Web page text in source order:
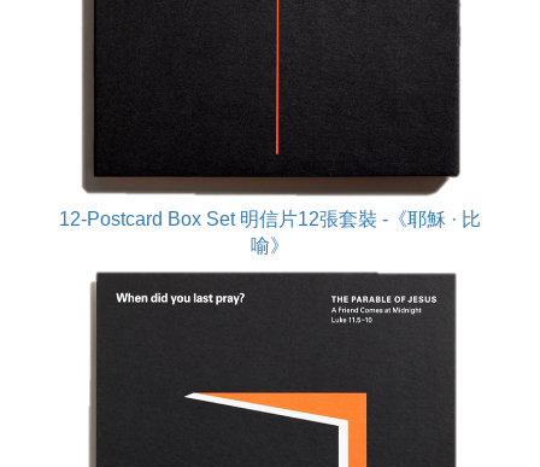
12-Postcard Box Set 明信片12張套裝 -《耶穌 · 比
喻》